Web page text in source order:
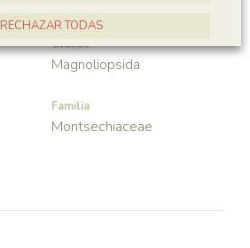
Classe
Magnoliopsida
Familia
Montsechiaceae
RECHAZAR TODAS
ACCEPTAR TOTES